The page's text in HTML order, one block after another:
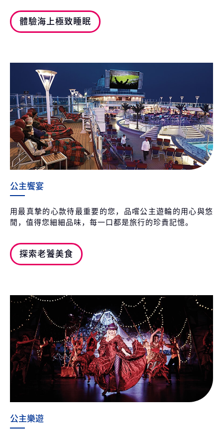
體驗海上極致睡眠
公主饗宴
用最真摯的心款待最重要的您，品嚐公主遊輪的用心與悠
閒，值得您細細品味，每一口都是旅行的珍貴記憶。
探索老饕美食
公主樂遊